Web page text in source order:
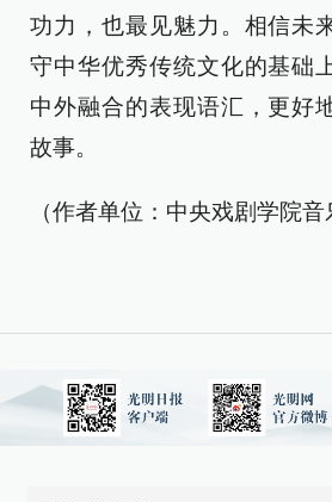
功力，也最见魅力。相信未
守中华优秀传统文化的基础
中外融合的表现语汇，更好
故事。
（作者单位：中央戏剧学院音